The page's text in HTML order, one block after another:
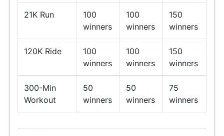
21K Run
100
winners
100
winners
150
winners
120K Ride
100
winners
100
winners
150
winners
300-Min
Workout
50
winners
50
winners
75
winners